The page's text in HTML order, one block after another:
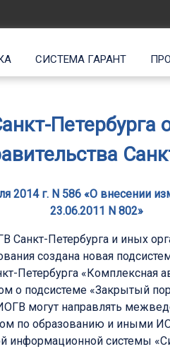
СИСТЕМА ГАРАНТ
2014 г. N 586 «О внесении
23.06.2011 N 802»
Петербурга и иных
создана новая
Петербурга «Комплексная
о подсистеме «Закрытый
могут направлять
по образованию и иными
информационной системы